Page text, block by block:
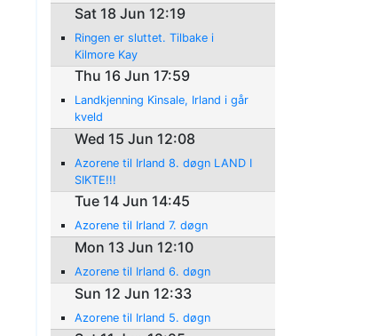
Sat 18 Jun 12:19
Ringen er sluttet. Tilbake i
Kilmore Kay
Thu 16 Jun 17:59
Landkjenning Kinsale, Irland i går
kveld
Wed 15 Jun 12:08
Azorene til Irland 8. døgn LAND I
SIKTE!!!
Tue 14 Jun 14:45
Azorene til Irland 7. døgn
Mon 13 Jun 12:10
Azorene til Irland 6. døgn
Sun 12 Jun 12:33
Azorene til Irland 5. døgn